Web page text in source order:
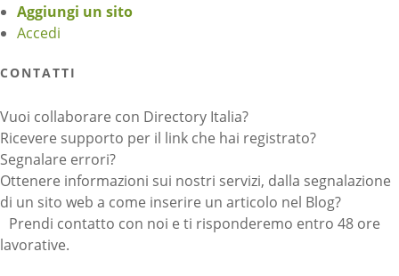
Aggiungi un sito
Accedi
CONTATTI
Vuoi collaborare con Directory Italia?
Ricevere supporto per il link che hai registrato?
Segnalare errori?
Ottenere informazioni sui nostri servizi, dalla segnalazione
di un sito web a come inserire un articolo nel Blog?
Prendi contatto con noi e ti risponderemo entro 48 ore
lavorative.